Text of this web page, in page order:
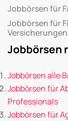
Jobbörsen für
Jobbörsen für
Versicherungen
Jobbörsen
Jobbörsen alle
Jobbörsen für
Professionals
Jobbörsen für